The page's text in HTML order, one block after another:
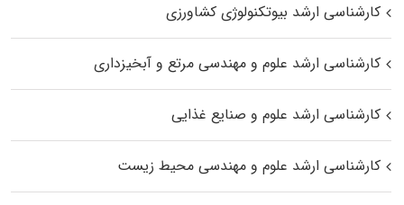
کارشناسی ارشد بیوتکنولوژی کشاورزی
کارشناسی ارشد علوم و مهندسی مرتع و آبخیزداری
کارشناسی ارشد علوم و صنایع غذایی
کارشناسی ارشد علوم و مهندسی محیط زیست